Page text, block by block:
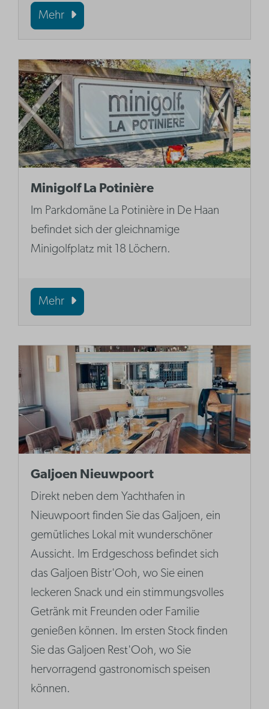
Mehr
Minigolf La Potinière
Im Parkdomäne La Potinière in De Haan
befindet sich der gleichnamige
Minigolfplatz mit 18 Löchern.
Mehr
Galjoen Nieuwpoort
Direkt neben dem Yachthafen in
Nieuwpoort finden Sie das Galjoen, ein
gemütliches Lokal mit wunderschöner
Aussicht. Im Erdgeschoss befindet sich
das Galjoen Bistr'Ooh, wo Sie einen
leckeren Snack und ein stimmungsvolles
Getränk mit Freunden oder Familie
genießen können. Im ersten Stock finden
Sie das Galjoen Rest'Ooh, wo Sie
hervorragend gastronomisch speisen
können.